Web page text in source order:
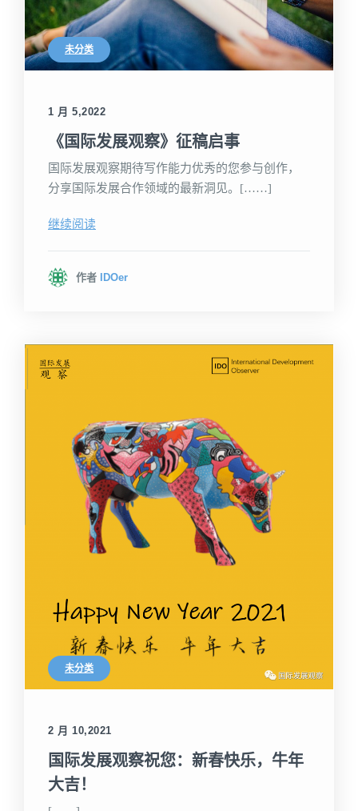
未分类
1 月 5,2022
《国际发展观察》征稿启事
国际发展观察期待写作能力优秀的您参与创作，
分享国际发展合作领域的最新洞见。[……]
继续阅读
作者 IDOer
未分类
2 月 10,2021
国际发展观察祝您：新春快乐，牛年
大吉！